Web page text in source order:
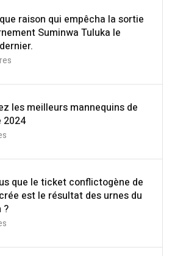
raison qui empêcha la sortie
Suminwa Tuluka le
les meilleurs mannequins de
2024
que le ticket conflictogène de
est le résultat des urnes du
?